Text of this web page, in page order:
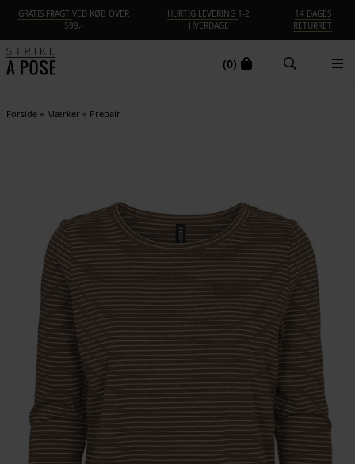
GRATIS FRAGT VED KØB OVER
599,-
HURTIG LEVERING 1-2
HVERDAGE
14 DAGES
RETURRET
(0)
Forside» Mærker » Prepair